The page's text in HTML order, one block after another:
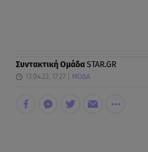
Συντακτική ΟμάδαSTAR.GR
13.04.23, 17:27 ΜΟΔΑ